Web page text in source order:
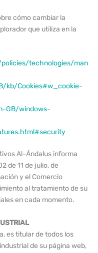
cómo cambiar la
que utiliza en la
technologies/man
kb/Cookies#w_cookie-
GB/windows-
Al-Ándalus informa
de 11 de julio, de
y el Comercio
al tratamiento de su
en cada momento.
es titular de todos los
de su página web,